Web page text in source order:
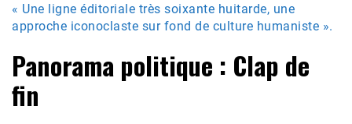
« Une ligne éditoriale très soixante huitarde, une
approche iconoclaste sur fond de culture humaniste ».
Panorama politique : Clap de
fin